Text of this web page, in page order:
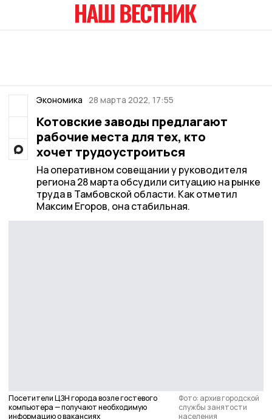
Экономика 28 марта 2022, 17:55
Котовские заводы предлагают
рабочие места для тех, кто
хочет трудоустроиться
На оперативном совещании у руководителя
региона 28 марта обсудили ситуацию на рынке
труда в Тамбовской области. Как отметил
Максим Егоров, она стабильная.
Посетители ЦЗН города возле гостевого
компьютера — получают необходимую
информацию о вакансиях
Фото: архив городской
службы занятости
населения